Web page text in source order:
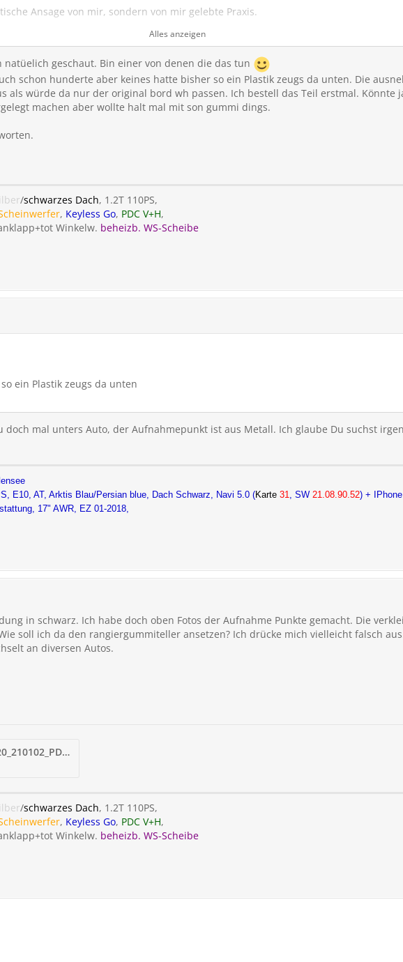
Ansage von mir, sondern von mir gelebte Praxis.
weine nicht, wenn Du den Unterboden deines Autos ruiniert hast.
Alles anzeigen
natüelich geschaut. Bin einer von denen die das tun
schon hunderte aber keines hatte bisher so ein Plastik zeugs da unten. Die
als würde da nur der original bord wh passen. Ich bestell das Teil erstmal. Könnte
machen aber wollte halt mal mit son gummi dings.
/schwarzes Dach, 1.2T 110PS,
, Keyless Go, PDC V+H,
Winkelw. beheizb. WS-Scheibe
ein Plastik zeugs da unten
doch mal unters Auto, der Aufnahmepunkt ist aus Metall. Ich glaube Du suchst
E10, AT, Arktis Blau/Persian blue, Dach Schwarz, Navi 5.0 (Karte 31 , SW 21.08.90.52) +
17" AWR, EZ 01-2018,
in schwarz. Ich habe doch oben Fotos der Aufnahme Punkte gemacht. Die
soll ich da den rangiergummiteller ansetzen? Ich drücke mich vielleicht falsch
an diversen Autos.
Screenshot_20250320_210102_PDF Viewer.jpg
/schwarzes Dach, 1.2T 110PS,
, Keyless Go, PDC V+H,
Winkelw. beheizb. WS-Scheibe